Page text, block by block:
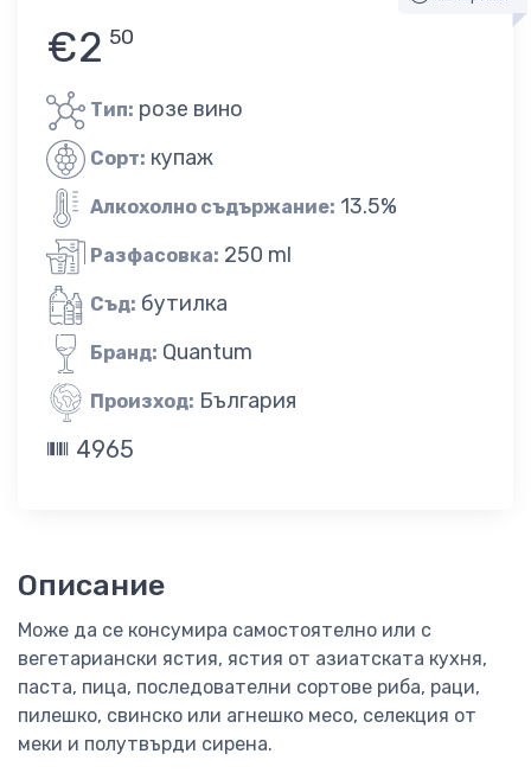
€2 50
Тип: розе вино
Сорт: купаж
Алкохолно съдържание: 13.5%
Разфасовка: 250 ml
Съд: бутилка
Бранд: Quantum
Произход: България
4965
Описание
Може да се консумира самостоятелно или с
вегетариански ястия, ястия от азиатската кухня,
паста, пица, последователни сортове риба, раци,
пилешко, свинско или агнешко месо, селекция от
меки и полутвърди сирена.